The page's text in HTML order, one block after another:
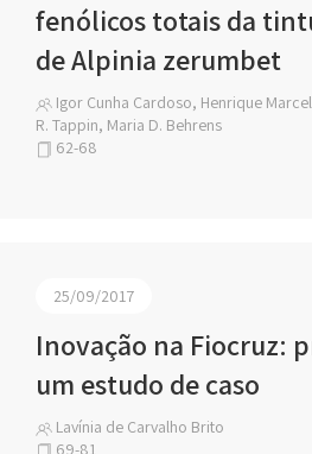
fenólicos totais da
de Alpinia zerumbet
Igor Cunha Cardoso, Henrique
R. Tappin, Maria D. Behrens
62-68
25/09/2017
Inovação na Fiocruz:
um estudo de caso
Lavínia de Carvalho Brito
69-81